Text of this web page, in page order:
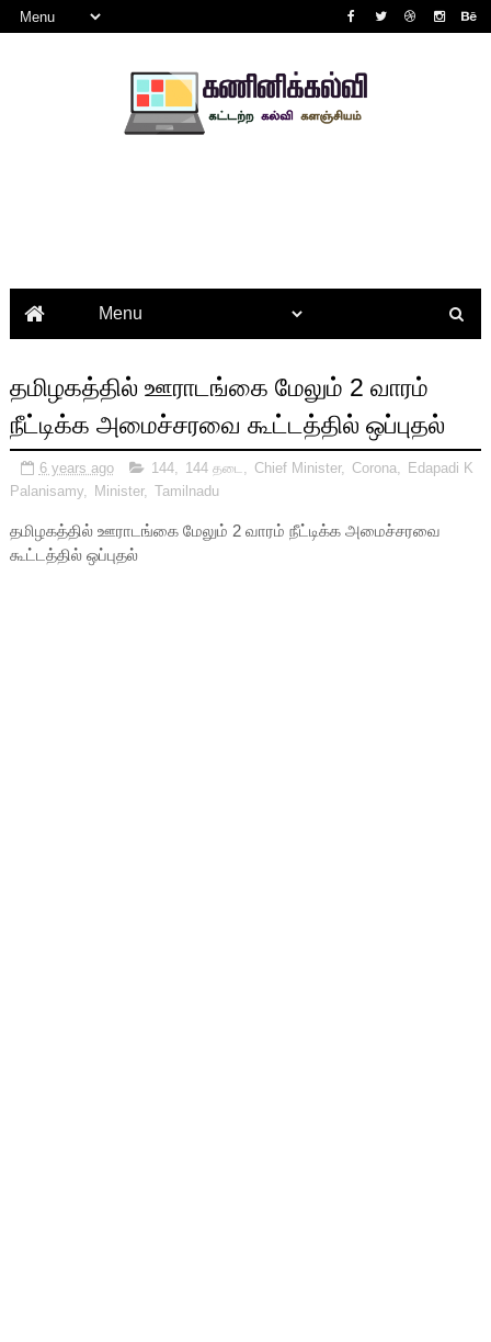
தமிழகத்தில் ஊராடங்கை மேலும் 2 வாரம்
நீட்டிக்க அமைச்சரவை கூட்டத்தில் ஒப்புதல்
6 years ago 144, 144 தடை Chief Minister, Corona
Edapadi K
Palanisamy, Minister, Tamilnadu
தமிழகத்தில் ஊராடங்கை மேலும் 2 வாரம் நீட்டிக்க அமைச்சரவை
கூட்டத்தில் ஒப்புதல்